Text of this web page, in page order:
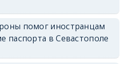
помог иностранцам
паспорта в Севастополе